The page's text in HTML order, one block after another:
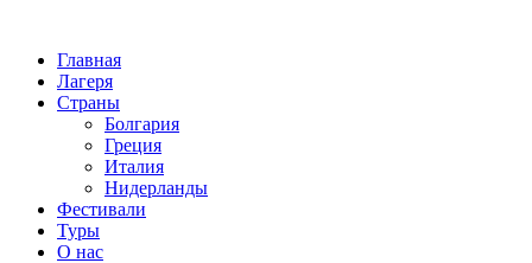
содержимому
Главная
Лагеря
Страны
Болгария
Греция
Италия
Нидерланды
Фестивали
Туры
О нас